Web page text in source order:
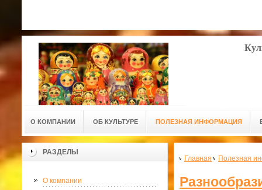
О КОМПАНИИ ОБ КУЛЬТУРЕ ПОЛЕЗНАЯ ИНФОРМАЦИЯ
РАЗДЕЛЫ
О компании
Главная Полезная